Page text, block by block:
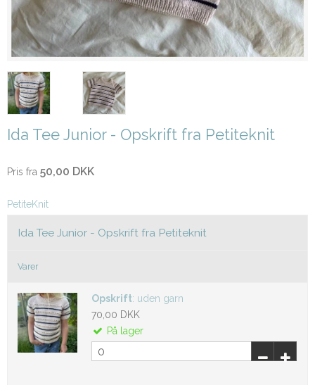
Ida Tee Junior - Opskrift fra Petiteknit
Pris fra 50,00 DKK
PetiteKnit
Ida Tee Junior - Opskrift fra Petiteknit
Varer
Opskrift: uden garn
70,00 DKK
På lager